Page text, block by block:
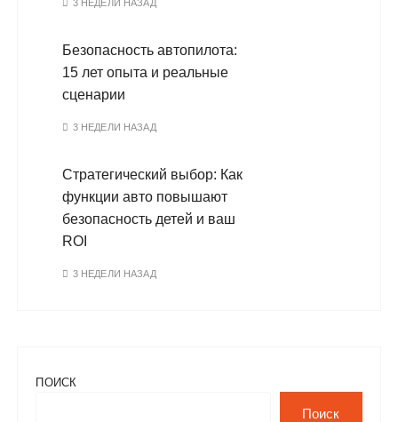
3 НЕДЕЛИ НАЗАД
Безопасность автопилота:
15 лет опыта и реальные
сценарии
3 НЕДЕЛИ НАЗАД
Стратегический выбор: Как
функции авто повышают
безопасность детей и ваш
ROI
3 НЕДЕЛИ НАЗАД
ПОИСК
Поиск